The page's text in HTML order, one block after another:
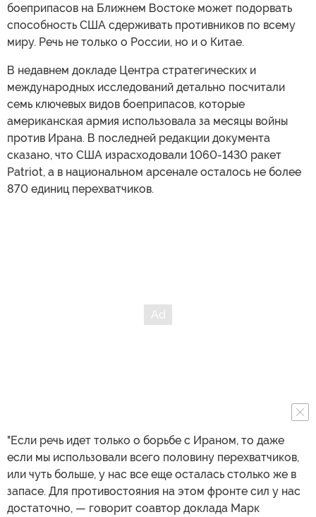
боеприпасов на Ближнем Востоке может подорвать
способность США сдерживать противников по всему
миру. Речь не только о России, но и о Китае.
В недавнем докладе Центра стратегических и
международных исследований детально посчитали
семь ключевых видов боеприпасов, которые
американская армия использовала за месяцы войны
против Ирана. В последней редакции документа
сказано, что США израсходовали 1060-1430 ракет
Patriot, а в национальном арсенале осталось не более
870 единиц перехватчиков.
"Если речь идет только о борьбе с Ираном, то даже
если мы использовали всего половину перехватчиков,
или чуть больше, у нас все еще осталась столько же в
запасе. Для противостояния на этом фронте сил у нас
достаточно, — говорит соавтор доклада Марк